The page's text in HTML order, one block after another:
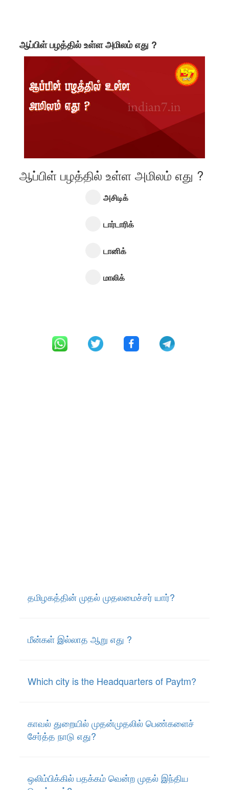
ஆப்பிள் பழத்தில் உள்ள அமிலம் எது ?
ஆப்பிள் பழத்தில் உள்ள அமிலம் எது ?
அசிடிக்
டார்டாரிக்
டானிக்
மாலிக்
தமிழகத்தின் முதல் முதலமைச்சர் யார்?
மீன்கள் இல்லாத ஆறு எது ?
Which city is the Headquarters of Paytm?
காவல் துறையில் முதன்முதலில் பெண்களைச்
சேர்த்த நாடு எது?
ஒலிம்பிக்கில் பதக்கம் வென்ற முதல் இந்திய